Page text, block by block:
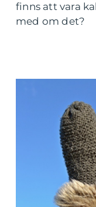
finns att vara
med om det?